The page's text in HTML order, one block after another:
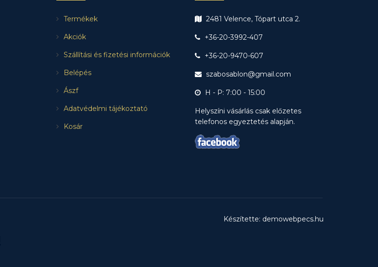
Termékek
Akciók
Szállítási és fizetési információk
Belépés
Ászf
Adatvédelmi tájékoztató
Kosár
2481 Velence, Tópart utca 2.
+36-20-3992-407
+36-20-9470-607
szabosablon@gmail.com
H - P: 7:00 - 15:00
Helyszíni vásárlás csak előzetes
telefonos egyeztetés alapján.
Készítette: demowebpecs.hu